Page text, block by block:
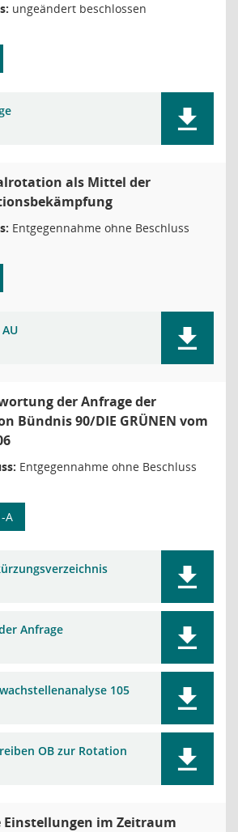
ungeändert beschlossen
als Mittel der
Entgegennahme ohne Beschluss
der Anfrage der
Bündnis 90/DIE GRÜNEN vom
Entgegennahme ohne Beschluss
A
Anfrage
105
OB zur Rotation
Einstellungen im Zeitraum